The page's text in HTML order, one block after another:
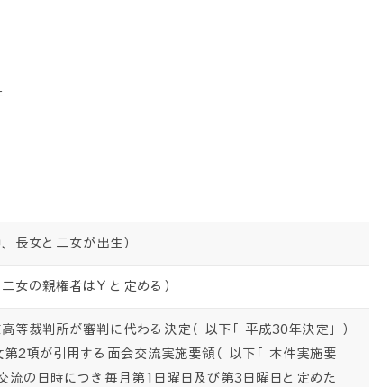
長女と二女が出生）
女の親権者はＹと定める）
等裁判所が審判に代わる決定（以下「平成30年決定」）
2項が引用する面会交流実施要領（以下「本件実施要
流の日時につき毎月第1日曜日及び第3日曜日と定めた